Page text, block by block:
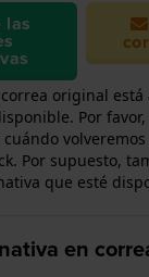
las
original está
Por
Por supuesto,
que esté
en